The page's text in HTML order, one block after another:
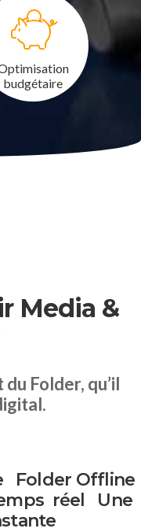
budgétaire
Media &
Folder, qu’il
Folder Offline
réel
Une